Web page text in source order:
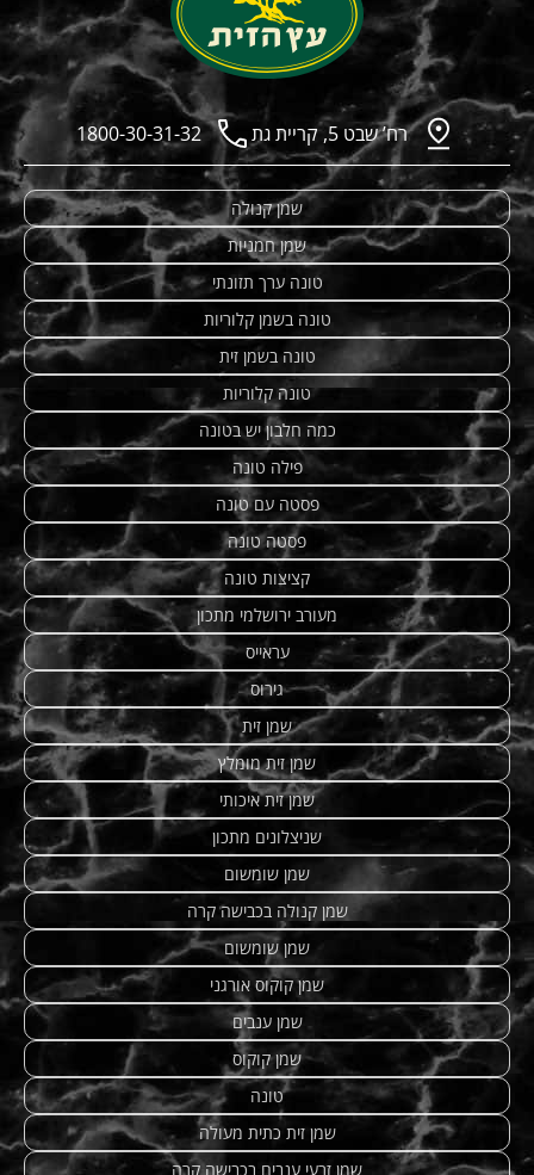
רח’ שבט 5, קריית גת 1800-30-31-32
שמן קנולה
שמן חמניות
טונה ערך תזונתי
טונה בשמן קלוריות
טונה בשמן זית
טונה קלוריות
כמה חלבון יש בטונה
פילה טונה
פסטה עם טונה
פסטה טונה
קציצות טונה
מעורב ירושלמי מתכון
עראייס
גירוס
שמן זית
שמן זית מומלץ
שמן זית איכותי
שניצלונים מתכון
שמן שומשום
שמן קנולה בכבישה קרה
שמן שומשום
שמן קוקוס אורגני
שמן ענבים
שמן קוקוס
טונה
שמן זית כתית מעולה
שמן זרעי ענבים בכבישה קרה